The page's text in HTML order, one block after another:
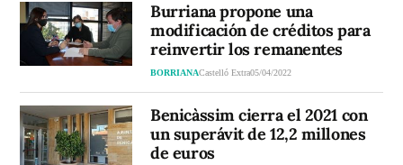
Burriana propone una
modificación de créditos para
reinvertir los remanentes
BORRIANACastelló Extra05/04/2022
Benicàssim cierra el 2021 con
un superávit de 12,2 millones
de euros